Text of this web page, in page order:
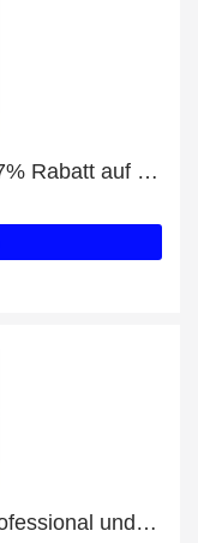
Zeitlich begrenztes Angebot - 47% Rabatt auf SwitchBot Color Bulb
Erhalten Sie 26% Rabatt auf Professional und mehr